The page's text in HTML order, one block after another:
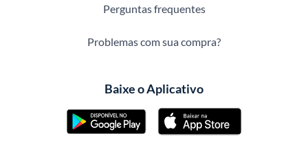
Perguntas frequentes
Problemas com sua compra?
Baixe o Aplicativo